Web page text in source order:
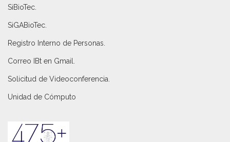
SiBioTec
SiGABioTec.
Registro Interno de Personas
Correo IBt en Gmail
Solicitud de Videoconferencia.
Unidad de Cómputo